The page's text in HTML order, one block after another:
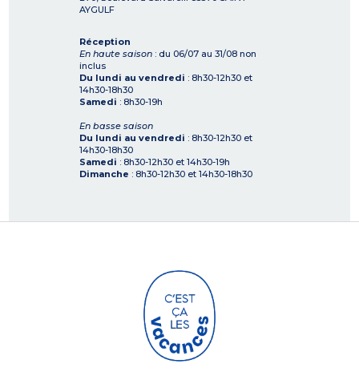
AYGULF
Réception
En haute saison : du 06/07 au 31/08 non
inclus
Du lundi au vendredi : 8h30-12h30 et
14h30-18h30
Samedi : 8h30-19h
En basse saison
Du lundi au vendredi : 8h30-12h30 et
14h30-18h30
Samedi : 8h30-12h30 et 14h30-19h
Dimanche : 8h30-12h30 et 14h30-18h30